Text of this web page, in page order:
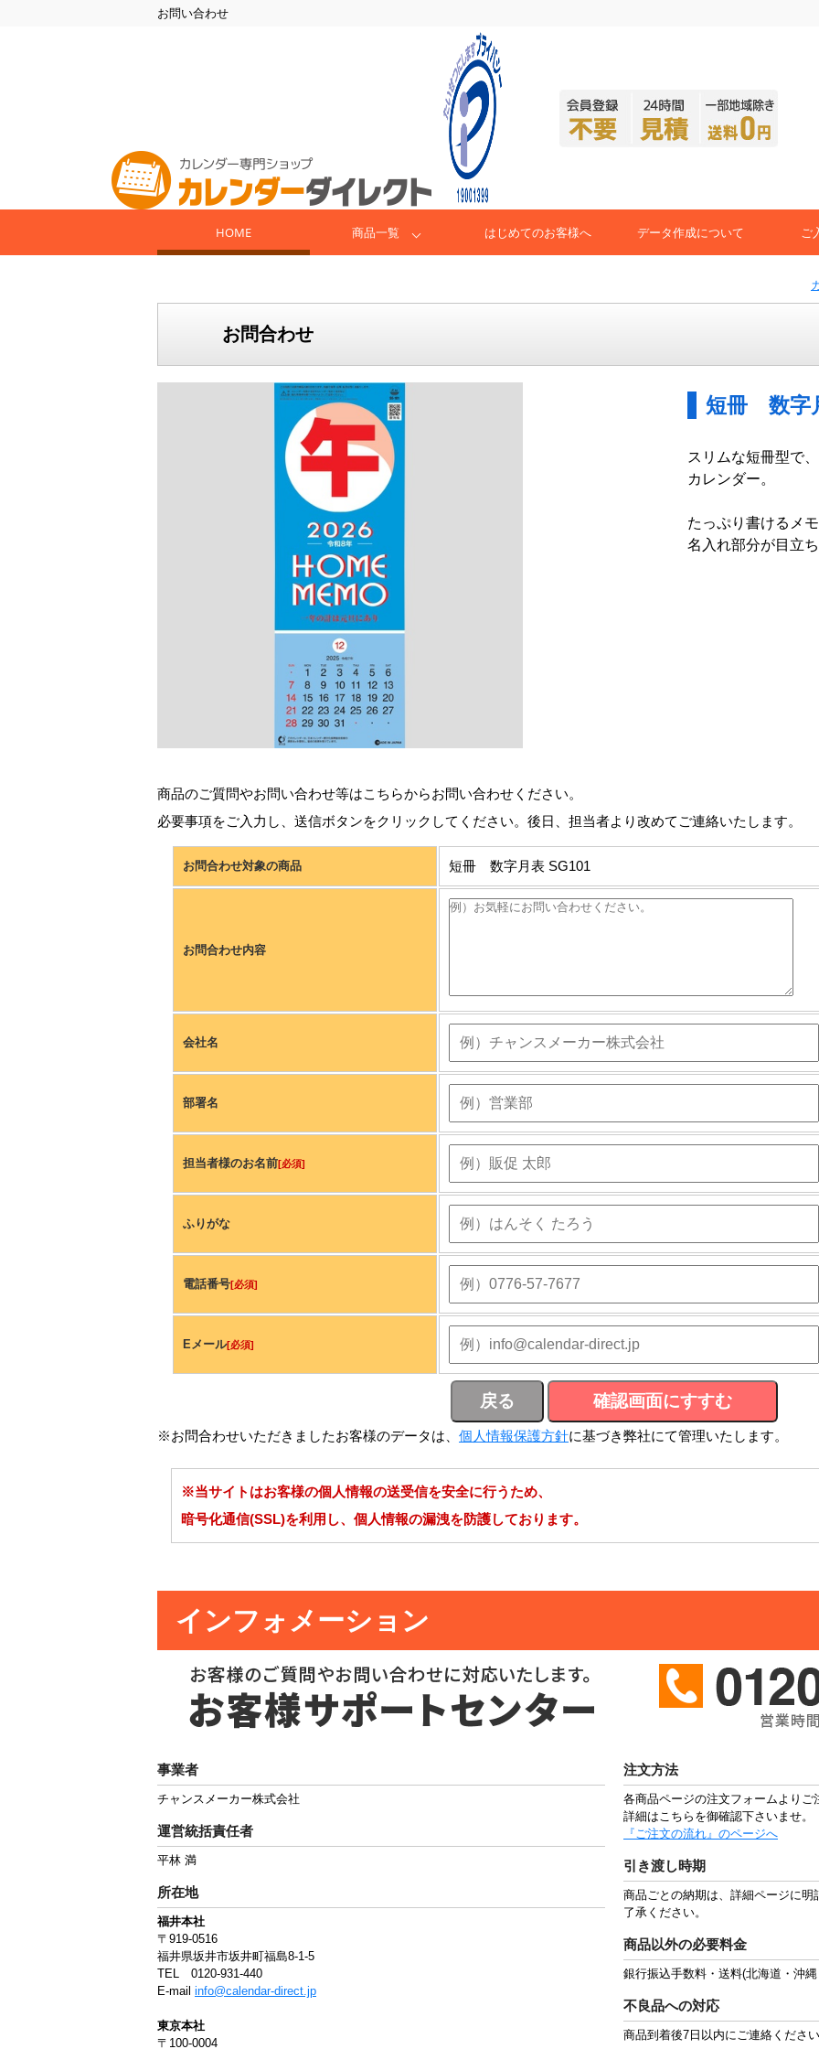
お問い合わせ
HOME 商品一覧 はじめてのお客様へ データ作成について ご
お問合わせ
短冊 数字
スリムな短冊型で
カレンダー。
たっぷり書けるメ
名入れ部分が目立
商品のご質問やお問い合わせ等はこちらからお問い合わせください。
必要事項をご入力し、送信ボタンをクリックしてください。後日、担当者より改めてご連絡いたします。
お問合わせ対象の商品 短冊 数字月表 SG101
お問合わせ内容
会社名
部署名
担当者様のお名前[必須]
ふりがな
電話番号[必須]
Eメール[必須]
※お問合わせいただきましたお客様のデータは、 個人情報保護方針に基づき弊社にて管理いたします。
※当サイトはお客様の個人情報の送受信を安全に行うため、
暗号化通信(SSL)を利用し、個人情報の漏洩を防護しております。
インフォメーション
事業者
チャンスメーカー株式会社
運営統括責任者
平林 満
所在地
福井本社
〒919-0516
福井県坂井市坂井町福島8-1-5
TEL 0120-931-440
E-mail info@calendar-direct.jp
東京本社
〒100-0004
注文方法
各商品ページの注文フォームよりご
詳細はこちらを御確認下さいませ。
『ご注文の流れ』のページへ
引き渡し時期
商品ごとの納期は、詳細ページに
了承ください。
商品以外の必要料金
銀行振込手数料・送料(北海道・沖
不良品への対応
商品到着後7日以内にご連絡ください